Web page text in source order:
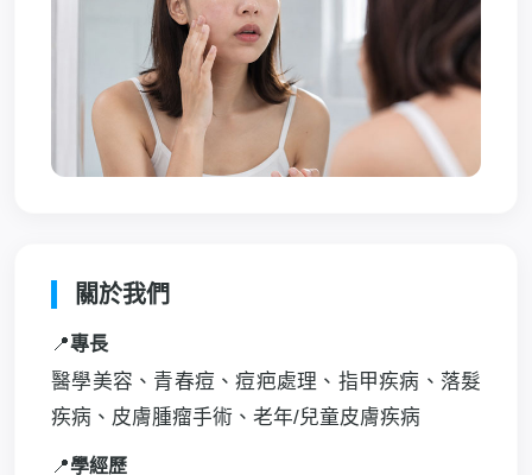
關於我們
📍專長
醫學美容、青春痘、痘疤處理、指甲疾病、落髮
疾病、皮膚腫瘤手術、老年/兒童皮膚疾病
📍學經歷